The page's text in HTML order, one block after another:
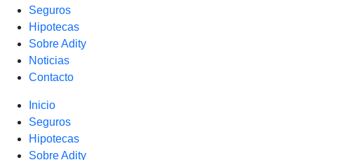
Seguros
Hipotecas
Sobre Adity
Noticias
Contacto
Inicio
Seguros
Hipotecas
Sobre Adity